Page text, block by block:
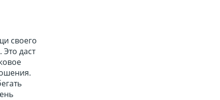
своего
даст